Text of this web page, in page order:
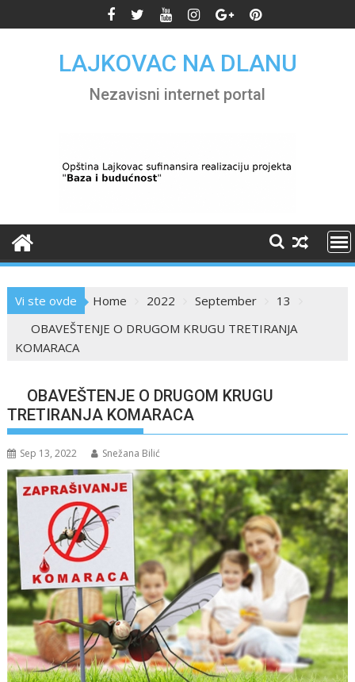
to
LAJKOVAC NA DLANU
Nezavisni internet portal
Vi ste ovde Home 2022 September
13
OBAVEŠTENJE O DRUGOM KRUGU TRETIRANJA
KOMARACA
OBAVEŠTENJE O DRUGOM KRUGU
TRETIRANJA KOMARACA
Sep 13, 2022 Snežana Bilić